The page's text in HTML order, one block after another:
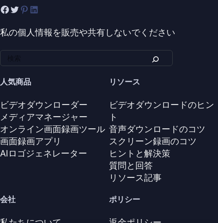
私の個人情報を販売や共有しないでください
人気商品
ビデオダウンローダー
メディアマネージャー
オンライン画面録画ツール
画面録画アプリ
AIロゴジェネレーター
リソース
ビデオダウンロードのヒン
ト
音声ダウンロードのコツ
スクリーン録画のコツ
ヒントと解決策
質問と回答
リソース記事
会社 ポリシー